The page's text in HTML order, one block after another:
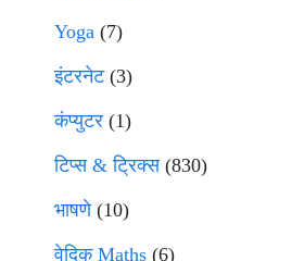
Yoga (7)
इंटरनेट(3)
कंप्युटर (1)
टिप्स & ट्रिक्स(830)
भाषणे(10)
वेदिक Maths (6)